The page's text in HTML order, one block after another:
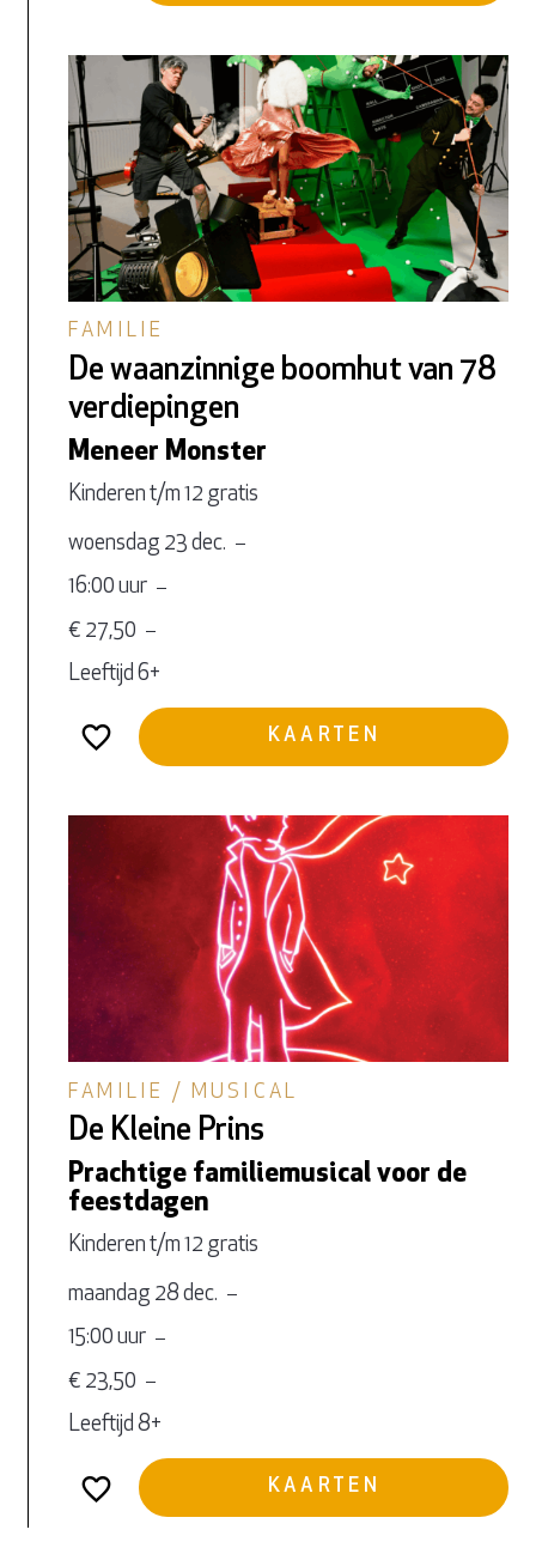
FAMILIE
De waanzinnige boomhut van 78
verdiepingen
Meneer Monster
Kinderen t/m 12 gratis
woensdag 23 dec.
16:00 uur
€ 27,50
Leeftijd 6+
KAARTEN
FAMILIE / MUSICAL
De Kleine Prins
Prachtige familiemusical voor de
feestdagen
Kinderen t/m 12 gratis
maandag 28 dec.
15:00 uur
€ 23,50
Leeftijd 8+
KAARTEN